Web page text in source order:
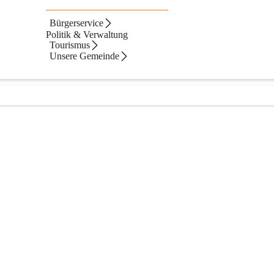
Bürgerservice
Politik & Verwaltung
Tourismus
Unsere Gemeinde